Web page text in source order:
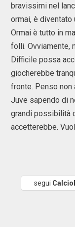
bravissimi nel
ormai, è diventato
Ormai è tutto in
folli. Ovviamente,
Difficile possa
giocherebbe
fronte. Penso
Juve sapendo di
grandi possibilità
accetterebbe.
segui